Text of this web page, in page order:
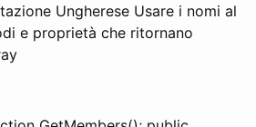
Ungherese Usare i nomi al
e proprietà che ritornano